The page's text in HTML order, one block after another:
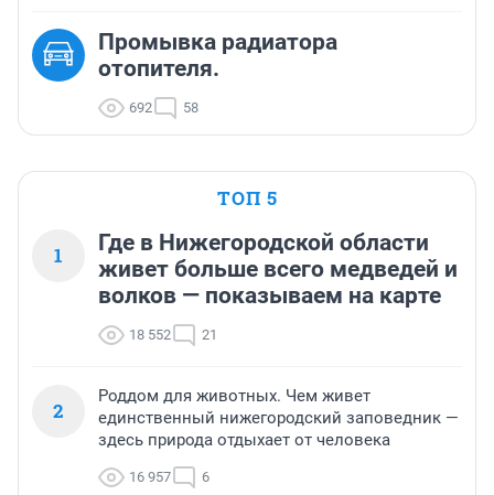
Промывка радиатора
отопителя.
692 58
ТОП 5
1
Где в Нижегородской области
живет больше всего медведей и
волков — показываем на карте
18 552 21
2
Роддом для животных. Чем живет
единственный нижегородский заповедник —
здесь природа отдыхает от человека
16 957 6